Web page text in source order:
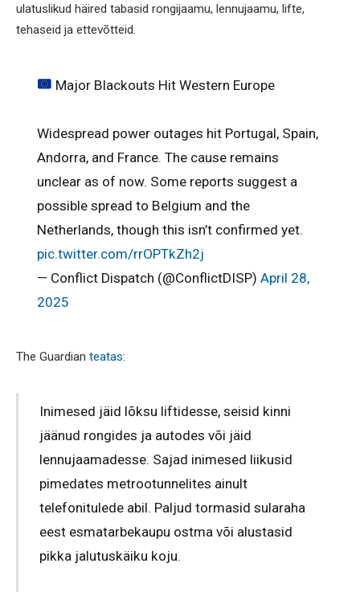
ulatuslikud häired tabasid rongijaamu, lennujaamu, lifte,
tehaseid ja ettevõtteid.
Major Blackouts Hit Western Europe
Widespread power outages hit Portugal, Spain,
Andorra, and France. The cause remains
unclear as of now. Some reports suggest a
possible spread to Belgium and the
Netherlands, though this isn’t confirmed yet.
pic.twitter.com/rrOPTkZh2j
— Conflict Dispatch (@ConflictDISP) April 28,
2025
The Guardian teatas:
Inimesed jäid lõksu liftidesse, seisid kinni
jäänud rongides ja autodes või jäid
lennujaamadesse. Sajad inimesed liikusid
pimedates metrootunnelites ainult
telefonitulede abil. Paljud tormasid sularaha
eest esmatarbekaupu ostma või alustasid
pikka jalutuskäiku koju.